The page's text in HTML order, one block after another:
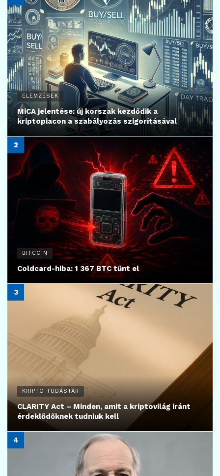
ELEMZÉSEK
MiCA jelentése: új korszak kezdődik a
kriptopiacon a szabályozás szigorításával
BITCOIN
Coldcard-hiba: 1 367 BTC tűnt el
KRIPTO TUDÁSTÁR
CLARITY Act – Minden, amit a kriptovilág iránt
érdeklődőknek tudniuk kell